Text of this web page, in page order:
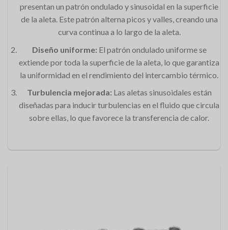
presentan un patrón ondulado y sinusoidal en la superficie
de la aleta. Este patrón alterna picos y valles, creando una
curva continua a lo largo de la aleta.
Diseño uniforme: El patrón ondulado uniforme se
extiende por toda la superficie de la aleta, lo que garantiza
la uniformidad en el rendimiento del intercambio térmico.
Turbulencia mejorada: Las aletas sinusoidales están
diseñadas para inducir turbulencias en el fluido que circula
sobre ellas, lo que favorece la transferencia de calor.